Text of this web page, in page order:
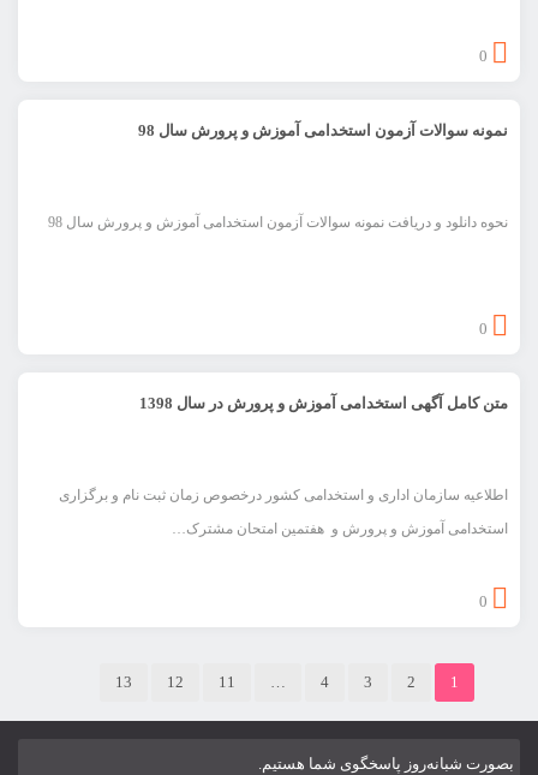
نمونه سوالات آزمون استخدامی آموزش و پرورش سال 98
نحوه دانلود و دریافت نمونه سوالات آزمون استخدامی آموزش و پرورش سال 98
متن کامل آگهی استخدامی آموزش و پرورش در سال 1398
اطلاعيه سازمان اداری و استخدامی کشور درخصوص زمان ثبت نام و برگزاری
استخدامی آموزش و پرورش و هفتمين امتحان مشترک…
1
2
3
4
…
11
12
13
بصورت شبانه‌روز پاسخگوی شما هستیم.